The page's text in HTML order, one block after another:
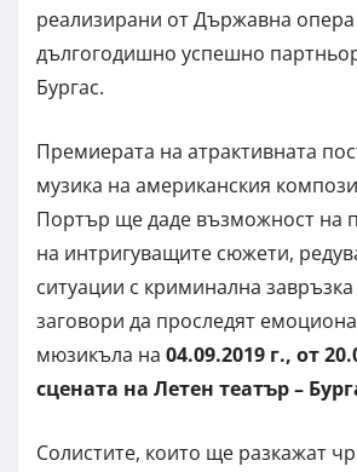
реализирани от Държавна опера
дългогодишно успешно
Бургас.
Премиерата на атрактивната
музика на американския
Портър ще даде възможност на
на интригуващите сюжети,
ситуации с криминална
заговори да проследят
мюзикъла на 04.09.2019 г., от
сцената на Летен театър –
Солистите, които ще разкажат